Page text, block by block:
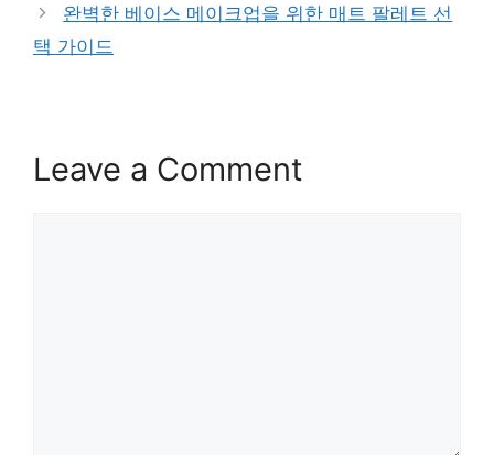
완벽한 베이스 메이크업을 위한 매트 팔레트 선
택 가이드
Leave a Comment